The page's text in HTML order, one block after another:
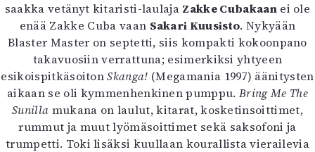
saakka vetänyt kitaristi-laulaja Zakke Cubakaanei ole
enää Zakke Cuba vaan Sakari Kuusisto. Nykyään
Blaster Master on septetti, siis kompakti kokoonpano
takavuosiin verrattuna; esimerkiksi yhtyeen
esikoispitkäsoitonSkanga! (Megamania 1997) äänitysten
aikaan se oli kymmenhenkinen pumppu. Bring Me The
Sunilla mukana on laulut, kitarat, kosketinsoittimet,
rummut ja muut lyömäsoittimet sekä saksofoni ja
trumpetti. Toki lisäksi kuullaan kourallista vierailevia